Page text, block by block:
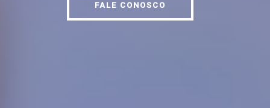
FALE CONOSCO